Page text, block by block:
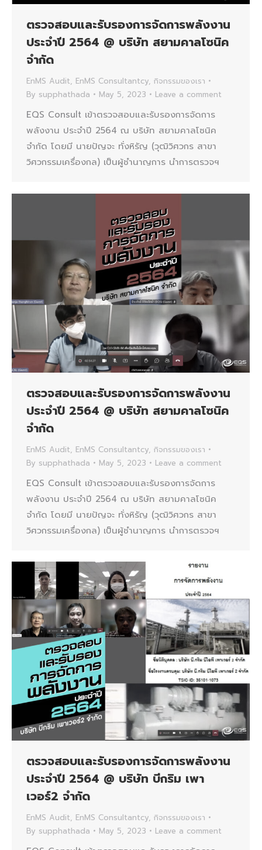
ตรวจสอบและรับรองการจัดการพลังงาน
ประจำปี 2564 @ บริษัท สยามคาลโซนิค
จำกัด
EnMS Audit, EnMS Consultantcy, กิจกรรมของเรา
By supphathada May 5, 2023 Leave a comment
EQS Consult เข้าตรวจสอบและรับรองการจัดการ
พลังงาน ประจำปี 2564 ณ บริษัท สยามคาลโซนิค
จำกัด โดยมี นายปัญจะ ทั่งหิรัญ (วุฒิวิศวกร สาขา
วิศวกรรมเครื่องกล) เป็นผู้ชำนาญการ นำการตรวจฯ
ตรวจสอบและรับรองการจัดการพลังงาน
ประจำปี 2564 @ บริษัท สยามคาลโซนิค
จำกัด
EnMS Audit, EnMS Consultantcy, กิจกรรมของเรา
By supphathada May 5, 2023 Leave a comment
EQS Consult เข้าตรวจสอบและรับรองการจัดการ
พลังงาน ประจำปี 2564 ณ บริษัท สยามคาลโซนิค
จำกัด โดยมี นายปัญจะ ทั่งหิรัญ (วุฒิวิศวกร สาขา
วิศวกรรมเครื่องกล) เป็นผู้ชำนาญการ นำการตรวจฯ
ตรวจสอบและรับรองการจัดการพลังงาน
ประจำปี 2564 @ บริษัท บีกริม เพา
เวอร์2 จํากัด
EnMS Audit, EnMS Consultantcy, กิจกรรมของเรา
By supphathada May 5, 2023 Leave a comment